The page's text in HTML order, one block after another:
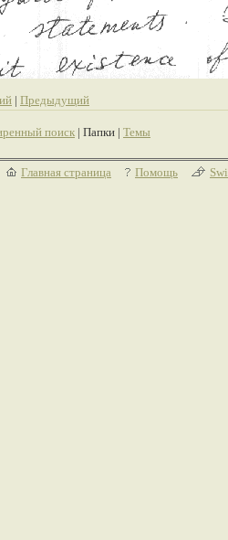
| Предыдущий
поиск | Папки | Темы
Главная страница Помощь